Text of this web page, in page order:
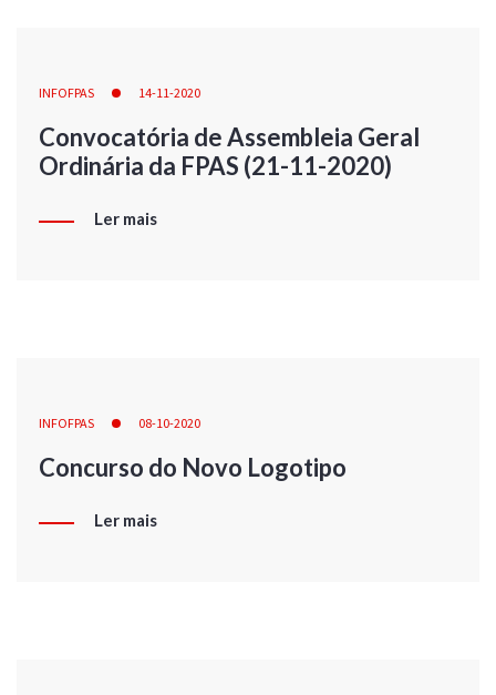
INFOFPAS 14-11-2020
Convocatória de Assembleia Geral
Ordinária da FPAS (21-11-2020)
Ler mais
INFOFPAS 08-10-2020
Concurso do Novo Logotipo
Ler mais